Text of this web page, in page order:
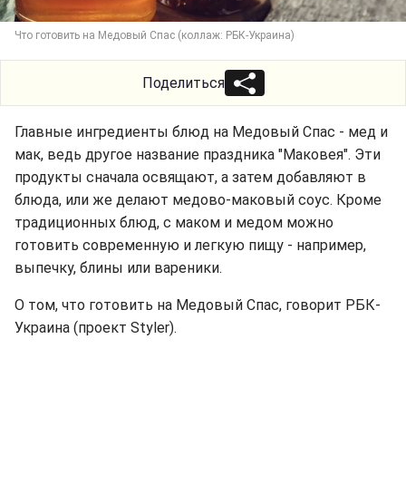
Что готовить на Медовый Спас (коллаж: РБК-Украина)
Поделиться
Главные ингредиенты блюд на Медовый Спас - мед и
мак, ведь другое название праздника "Маковея". Эти
продукты сначала освящают, а затем добавляют в
блюда, или же делают медово-маковый соус. Кроме
традиционных блюд, с маком и медом можно
готовить современную и легкую пищу - например,
выпечку, блины или вареники.
О том, что готовить на Медовый Спас, говорит РБК-
Украина (проект Styler).